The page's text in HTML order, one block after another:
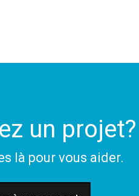
un projet?
là pour vous aider.